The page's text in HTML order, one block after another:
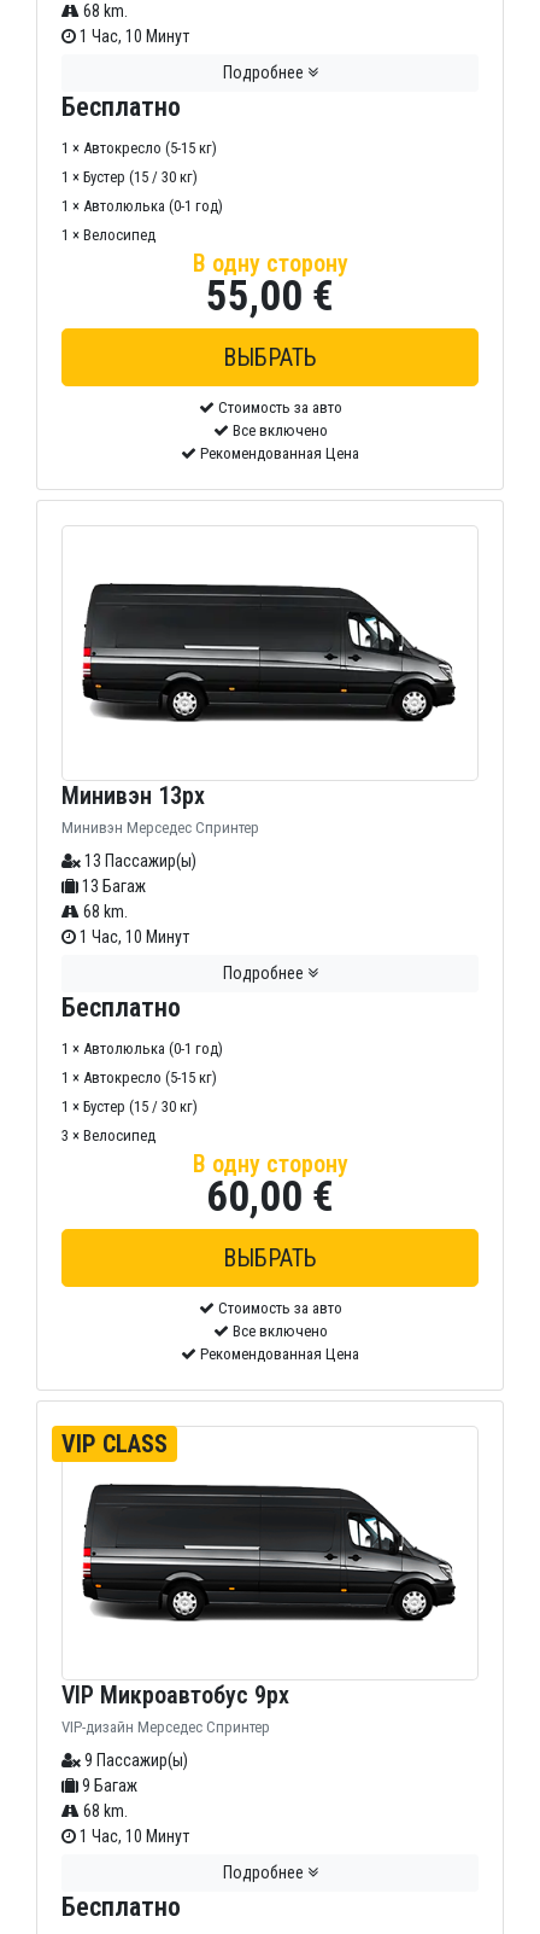
68 km.
1 Час, 10 Минут
Подробнее
Бесплатно
1 × Автокресло (5-15 кг)
1 × Бустер (15 / 30 кг)
1 × Автолюлька (0-1 год)
1 × Велосипед
В одну сторону
55,00 €
Стоимость за авто
Все включено
Рекомендованная Цена
Минивэн 13px
Минивэн Мерседес Спринтер
13 Пассажир(ы)
13 Багаж
68 km.
1 Час, 10 Минут
Подробнее
Бесплатно
1 × Автолюлька (0-1 год)
1 × Автокресло (5-15 кг)
1 × Бустер (15 / 30 кг)
3 × Велосипед
В одну сторону
60,00 €
Стоимость за авто
Все включено
Рекомендованная Цена
VIP CLASS
VIP Микроавтобус 9px
VIP-дизайн Мерседес Спринтер
9 Пассажир(ы)
9 Багаж
68 km.
1 Час, 10 Минут
Подробнее
Бесплатно